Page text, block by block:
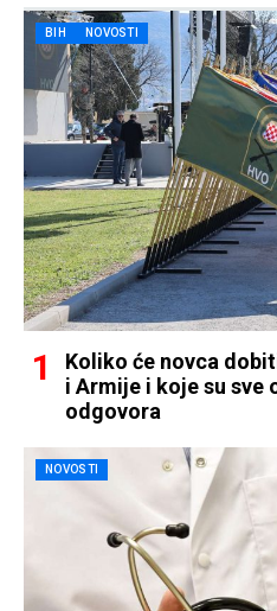
BIH NOVOSTI
Koliko će novca
i Armije i koje su sve
odgovora
NOVOSTI